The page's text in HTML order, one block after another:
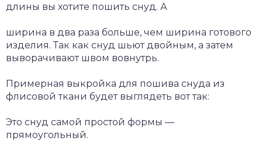
длины вы хотите пошить снуд. А
ширина в два раза больше, чем ширина готового
изделия. Так как снуд шьют двойным, а затем
выворачивают швом вовнутрь.
Примерная выкройка для пошива снуда из
флисовой ткани будет выглядеть вот так:
Это снуд самой простой формы —
прямоугольный.